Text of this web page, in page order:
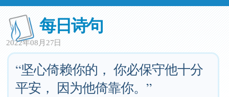
每日诗句
2022年08月27日
“坚心倚赖你的， 你必保守他十分
平安， 因为他倚靠你。”